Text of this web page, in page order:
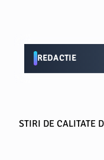
REDACTIE
STIRI DE CALITATE